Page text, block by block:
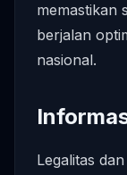
memastikan
berjalan
nasional.
Legalitas